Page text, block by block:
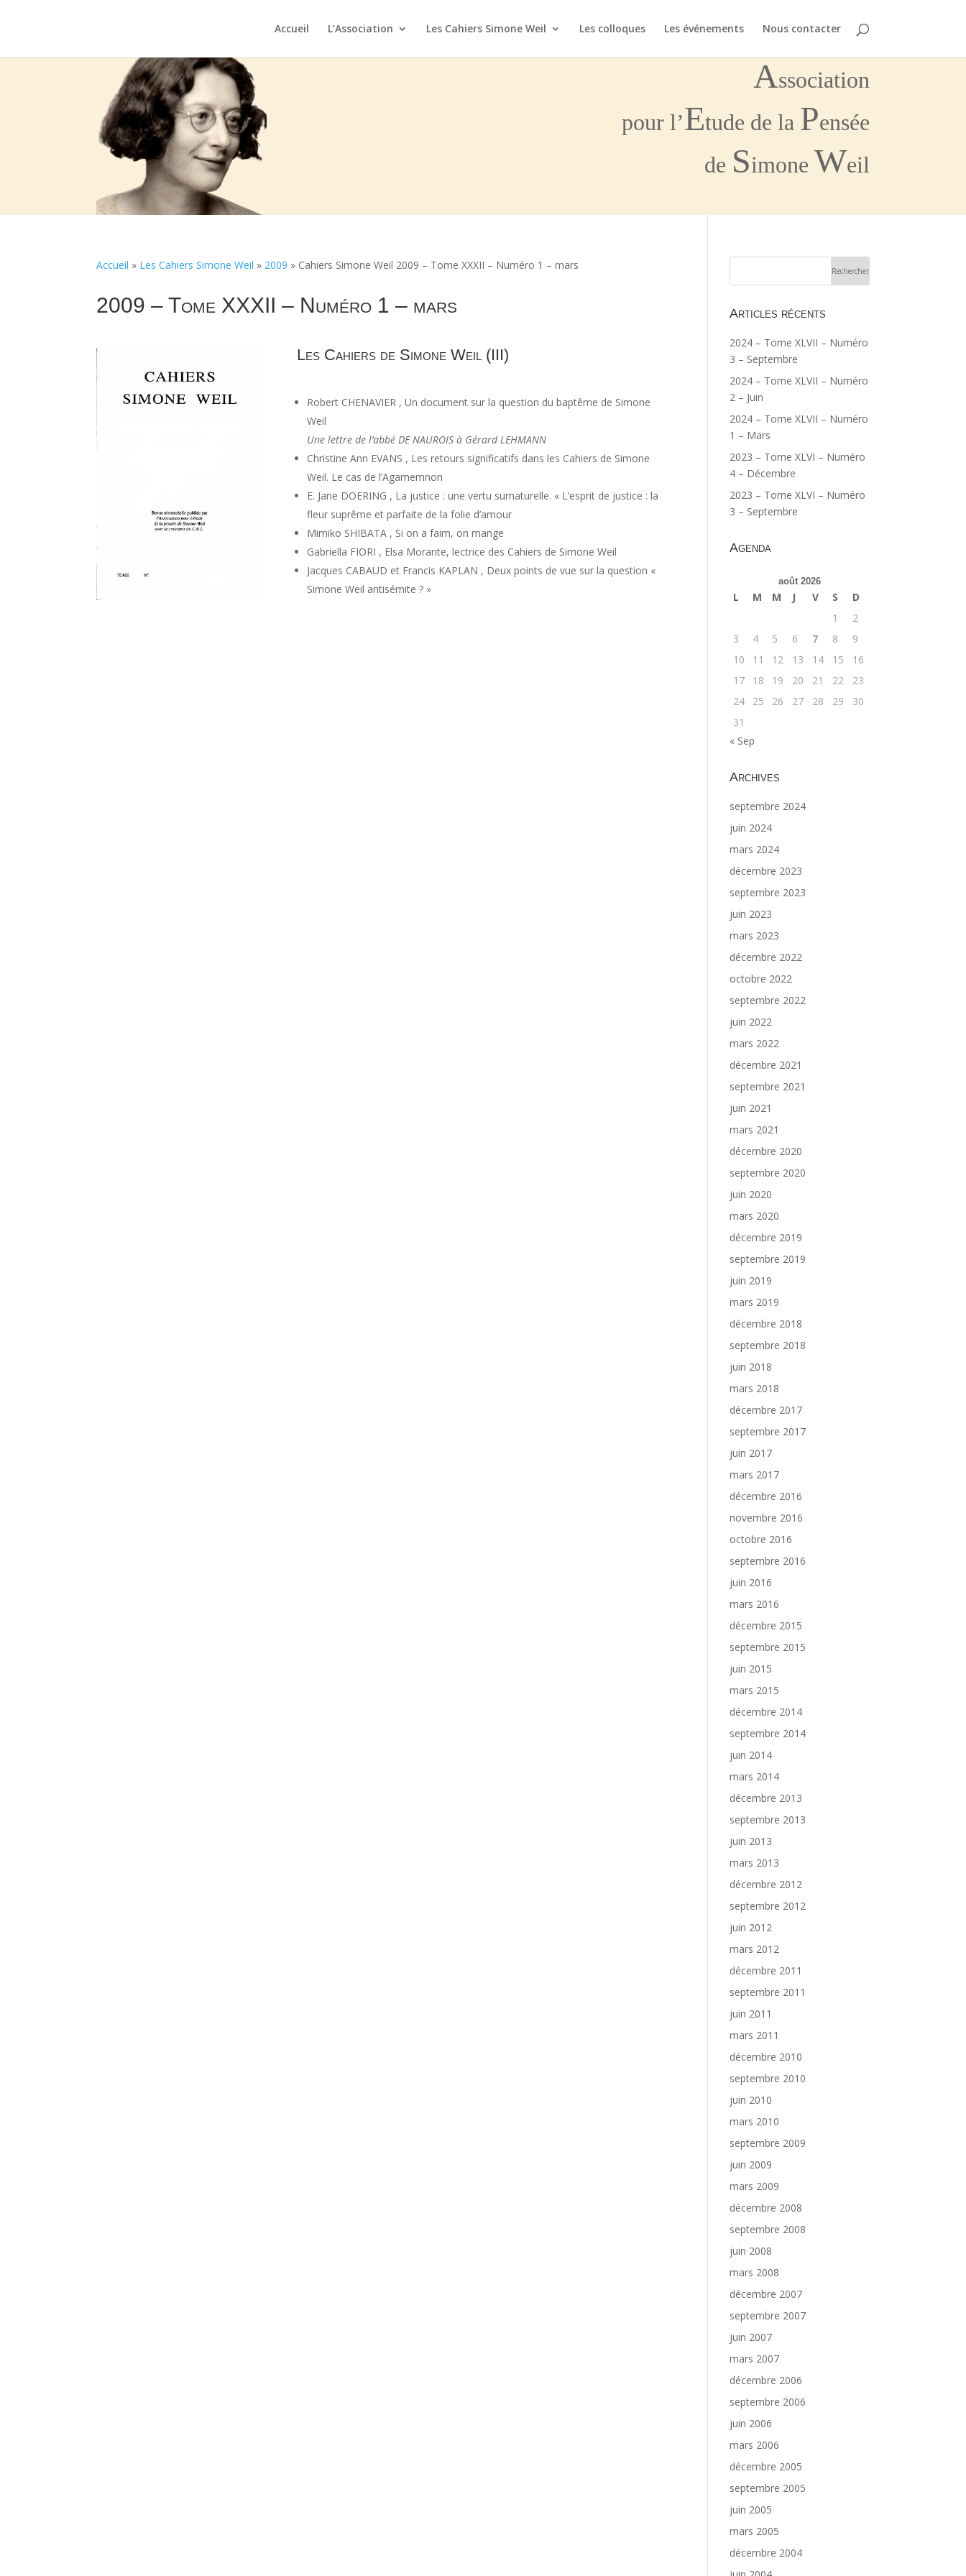
Accueil L’Association Les Cahiers Simone Weil Les colloques Les événements Nous contacter
Association
pour l’Etude de la Pensée
de Simone Weil
Accueil » Les Cahiers Simone Weil » 2009 » Cahiers Simone Weil 2009 – Tome XXXII – Numéro 1 – mars
2009 – Tome XXXII – Numéro 1 – mars
Les Cahiers de Simone Weil (III)
Robert CHENAVIER , Un document sur la question du baptême de Simone
Weil
Une lettre de l’abbé DE NAUROIS à Gérard LEHMANN
Christine Ann EVANS , Les retours significatifs dans les Cahiers de Simone
Weil. Le cas de l’Agamemnon
E. Jane DOERING , La justice : une vertu surnaturelle. « L’esprit de justice : la
fleur suprême et parfaite de la folie d’amour
Mimiko SHIBATA , Si on a faim, on mange
Gabriella FIORI , Elsa Morante, lectrice des Cahiers de Simone Weil
Jacques CABAUD et Francis KAPLAN , Deux points de vue sur la question «
Simone Weil antisémite ? »
Articles récents
2024 – Tome XLVII – Numéro
3 – Septembre
2024 – Tome XLVII – Numéro
2 – Juin
2024 – Tome XLVII – Numéro
1 – Mars
2023 – Tome XLVI – Numéro
4 – Décembre
2023 – Tome XLVI – Numéro
3 – Septembre
Agenda
août 2026
L M M J V S
D
1
2
3
4 5 6 7 8
9
10
11 12 13 14 15
16
17
18 19 20 21 22
23
24
25 26 27 28 29
30
31
« Sep
Archives
septembre 2024
juin 2024
mars 2024
décembre 2023
septembre 2023
juin 2023
mars 2023
décembre 2022
octobre 2022
septembre 2022
juin 2022
mars 2022
décembre 2021
septembre 2021
juin 2021
mars 2021
décembre 2020
septembre 2020
juin 2020
mars 2020
décembre 2019
septembre 2019
juin 2019
mars 2019
décembre 2018
septembre 2018
juin 2018
mars 2018
décembre 2017
septembre 2017
juin 2017
mars 2017
décembre 2016
novembre 2016
octobre 2016
septembre 2016
juin 2016
mars 2016
décembre 2015
septembre 2015
juin 2015
mars 2015
décembre 2014
septembre 2014
juin 2014
mars 2014
décembre 2013
septembre 2013
juin 2013
mars 2013
décembre 2012
septembre 2012
juin 2012
mars 2012
décembre 2011
septembre 2011
juin 2011
mars 2011
décembre 2010
septembre 2010
juin 2010
mars 2010
septembre 2009
juin 2009
mars 2009
décembre 2008
septembre 2008
juin 2008
mars 2008
décembre 2007
septembre 2007
juin 2007
mars 2007
décembre 2006
septembre 2006
juin 2006
mars 2006
décembre 2005
septembre 2005
juin 2005
mars 2005
décembre 2004